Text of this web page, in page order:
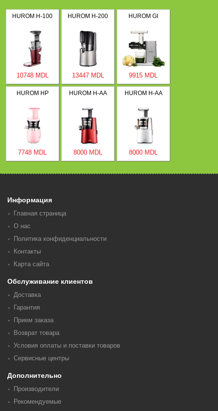
HUROM H-100
10748 MDL
HUROM H-200
13447 MDL
HUROM GI
9915 MDL
HUROM HP
7748 MDL
HUROM H-AA
8000 MDL
HUROM H-AA
8000 MDL
Информация
Главная страница
О нас
Политика конфиденциальности
Контакты
Карта сайта
Обслуживание клиентов
Доставка
Гарантия
Прием заказа
Возврат товара
Условия оплаты и поставки товаров
Сервисные центры
Дополнительно
Производители
Рекомендуемые